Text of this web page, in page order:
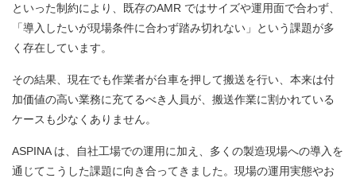
といった制約により、既存のAMR ではサイズや運用面で合わず、
「導入したいが現場条件に合わず踏み切れない」という課題が多
く存在しています。
その結果、現在でも作業者が台車を押して搬送を行い、本来は付
加価値の高い業務に充てるべき人員が、搬送作業に割かれている
ケースも少なくありません。
ASPINA は、自社工場での運用に加え、多くの製造現場への導入を
通じてこうした課題に向き合ってきました。現場の運用実態やお